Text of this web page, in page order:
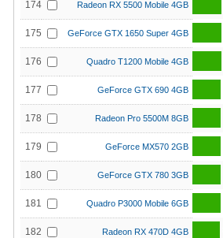
174 Radeon RX 5500 Mobile 4GB
175 GeForce GTX 1650 Super 4GB
176 Quadro T1200 Mobile 4GB
177 GeForce GTX 690 4GB
178 Radeon Pro 5500M 8GB
179 GeForce MX570 2GB
180 GeForce GTX 780 3GB
181 Quadro P3000 Mobile 6GB
182 Radeon RX 470D 4GB